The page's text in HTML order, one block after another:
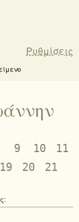
Ρυθμίσεις
9 10
11
19 20 21